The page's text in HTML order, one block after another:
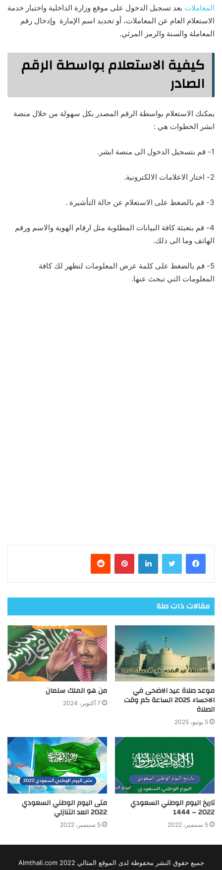
المعاملات بعد تسجيل الدخول على موقع وزارة الداخلية واختيار خدمة
الاستعلام العام عن المعاملات، أو تحديد اسم الإمارة وإدخال رقم
المعاملة والسنة والرمز المرئي.
كيفية الاستعلام بواسطة الرقم
الصادر
يمكنك الاستعلام بواسطة الرقم المصدر بكل سهولة من خلال منصة
ابشر الخطوات هي :
1- قم بتسجيل الدخول الى منصة ابشر.
2- اختار الاعلامات الالكترونية.
3- قم بالضغط على الاستعلام عن حالة التأشيرة .
4- قم بتعبئة كافة البيانات المطلوبة مثل ارقام الهوية والاسم ورقم
الهاتف وما الى ذلك.
5- قم بالضغط على كلمة عرض المعلومات لتظهر لك كافة
المعلومات التي تبحث عنها.
فيسبوك تويتر لينكدإن بينتيريست
مقالات ذات صلة
موعد صلاة عيد الاضحى في
الاحساء 2025 الساعة كم وقت
الصلاة
5 يونيو، 2025
من هو الملك سلمان
7 أكتوبر، 2024
تاريخ اليوم الوطني السعودي
2022 – 1444
5 سبتمبر، 2022
متى اليوم الوطني السعودي
2022 العد التنازلي
5 سبتمبر، 2022
جميع حقوق النشر محفوظة لدى الموقع المثالي 2022 Almthali.com